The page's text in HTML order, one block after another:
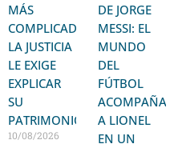
MÁS
COMPLICADO:
LA JUSTICIA
LE EXIGE
EXPLICAR
SU
PATRIMONIO
10/08/2026
DE JORGE
MESSI: EL
MUNDO
DEL
FÚTBOL
ACOMPAÑA
A LIONEL
EN UN